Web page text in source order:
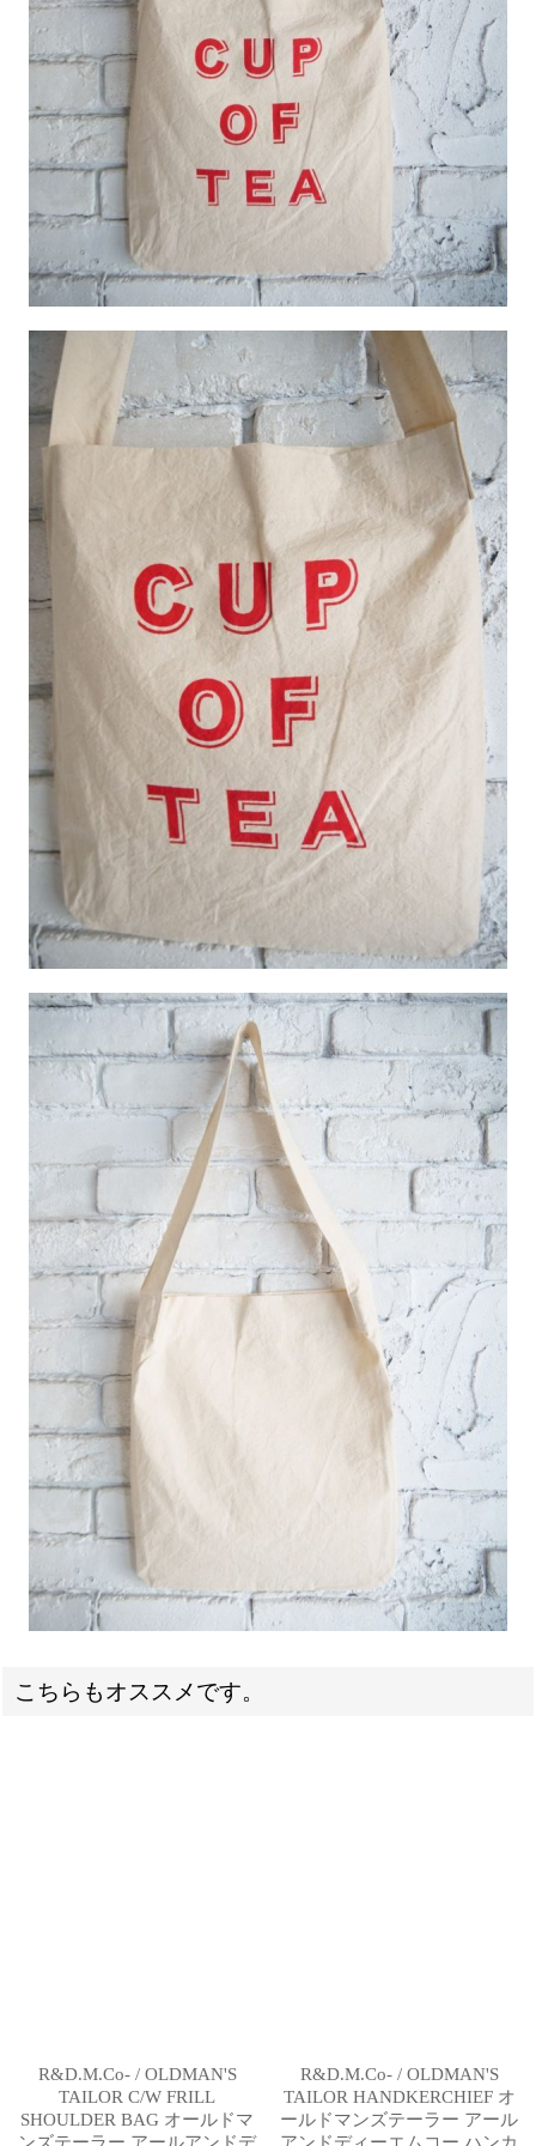
こちらもオススメです。
R&D.M.Co- / OLDMAN'S
TAILOR C/W FRILL
SHOULDER BAG オールドマ
ンズテーラー アールアンドデ
R&D.M.Co- / OLDMAN'S
TAILOR HANDKERCHIEF オ
ールドマンズテーラー アール
アンドディーエムコー ハンカ